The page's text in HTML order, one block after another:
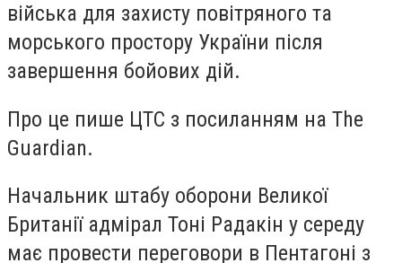
війська для захисту повітряного та
морського простору України після
завершення бойових дій.
Про це пише ЦТС з посиланням на The
Guardian.
Начальник штабу оборони Великої
Британії адмірал Тоні Радакін у середу
має провести переговори в Пентагоні з